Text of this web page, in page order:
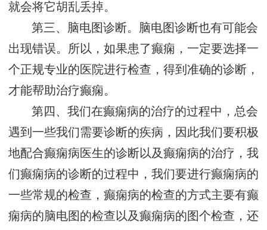
就会将它胡乱丢掉。
第三、脑电图诊断。脑电图诊断也有可能会
出现错误。所以，如果患了癫痫，一定要选择一
个正规专业的医院进行检查，得到准确的诊断，
才能帮助治疗癫痫。
第四、我们在癫痫病的治疗的过程中，总会
遇到一些我们需要诊断的疾病，因此我们要积极
地配合癫痫病医生的诊断以及癫痫病的治疗，我
们癫痫病的诊断的过程中，我们要进行癫痫病的
一些常规的检查，癫痫病的检查的方式主要有癫
痫病的脑电图的检查以及癫痫病的图个检查，还